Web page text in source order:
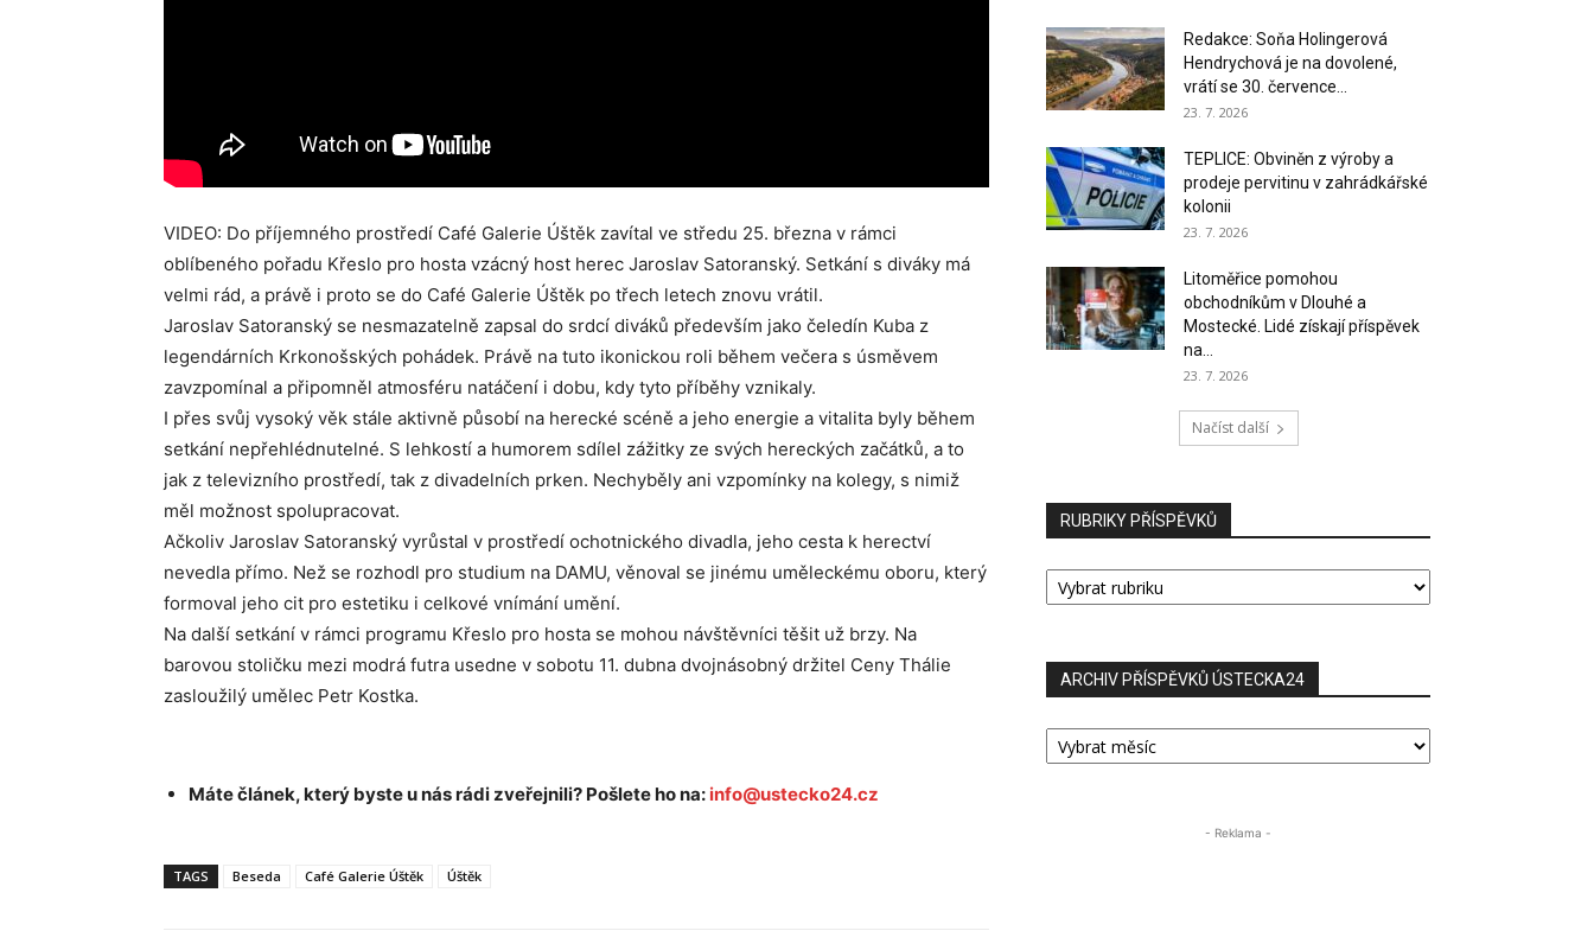
VIDEO: Do příjemného prostředí Café Galerie Úštěk zavítal ve středu 25. března v rámci
oblíbeného pořadu Křeslo pro hosta vzácný host herec Jaroslav Satoranský. Setkání s diváky má
velmi rád, a právě i proto se do Café Galerie Úštěk po třech letech znovu vrátil.
Jaroslav Satoranský se nesmazatelně zapsal do srdcí diváků především jako čeledín Kuba z
legendárních Krkonošských pohádek. Právě na tuto ikonickou roli během večera s úsměvem
zavzpomínal a připomněl atmosféru natáčení i dobu, kdy tyto příběhy vznikaly.
I přes svůj vysoký věk stále aktivně působí na herecké scéně a jeho energie a vitalita byly během
setkání nepřehlédnutelné. S lehkostí a humorem sdílel zážitky ze svých hereckých začátků, a to
jak z televizního prostředí, tak z divadelních prken. Nechyběly ani vzpomínky na kolegy, s nimiž
měl možnost spolupracovat.
Ačkoliv Jaroslav Satoranský vyrůstal v prostředí ochotnického divadla, jeho cesta k herectví
nevedla přímo. Než se rozhodl pro studium na DAMU, věnoval se jinému uměleckému oboru, který
formoval jeho cit pro estetiku i celkové vnímání umění.
Na další setkání v rámci programu Křeslo pro hosta se mohou návštěvníci těšit už brzy. Na
barovou stoličku mezi modrá futra usedne v sobotu 11. dubna dvojnásobný držitel Ceny Thálie
zasloužilý umělec Petr Kostka.
Máte článek, který byste u nás rádi zveřejnili? Pošlete ho na: info@ustecko24.cz
TAGS Beseda Café Galerie Úštěk Úštěk
Redakce: Soňa Holingerová
Hendrychová je na dovolené,
vrátí se 30. července...
23. 7. 2026
TEPLICE: Obviněn z výroby a
prodeje pervitinu v zahrádkářské
kolonii
23. 7. 2026
Litoměřice pomohou
obchodníkům v Dlouhé a
Mostecké. Lidé získají příspěvek
na...
23. 7. 2026
Načíst další
RUBRIKY PŘÍSPĚVKŮ
RUBRIKY
PŘÍSPĚVKŮ
ARCHIV PŘÍSPĚVKŮ ÚSTECKA24
ARCHIV
PŘÍSPĚVKŮ
- Reklama -